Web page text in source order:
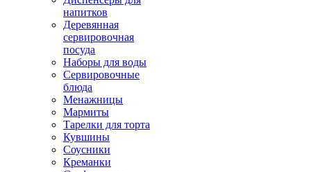
напитков
Деревянная
сервировочная
посуда
Наборы для воды
Сервировочные
блюда
Менажницы
Мармиты
Тарелки для торта
Кувшины
Соусники
Креманки